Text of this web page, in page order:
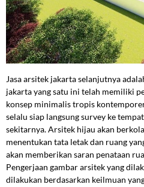
Jasa arsitek jakarta selanjutnya
jakarta yang satu ini telah memiliki
konsep minimalis tropis
selalu siap langsung survey ke
sekitarnya. Arsitek hijau akan
menentukan tata letak dan ruang
akan memberikan saran penataan
Pengerjaan gambar arsitek yang
dilakukan berdasarkan keilmuan